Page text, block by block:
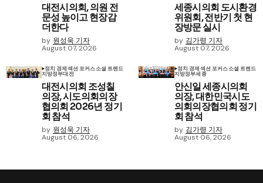
대전시의회, 의원 전
문성 높이고 현장감
더한다
by 원성욱 기자
August 07, 2026
세종시의회 도시환경
위원회, 전반기 첫 현
장방문 실시
by 김가령 기자
August 07, 2026
정치 경제섹션 포커스소셜 트렌드
지방정부대전
대전시의회 조성칠
의장, 시도의회의장
협의회 2026년 정기
회 참석
by 원성욱 기자
August 06, 2026
정치 경제섹션 포커스소셜 트렌드
지방정부세종
안신일 세종시의회
의장, 대한민국시도
의회의장협의회 정기
회 참석
by 김가령 기자
August 06, 2026